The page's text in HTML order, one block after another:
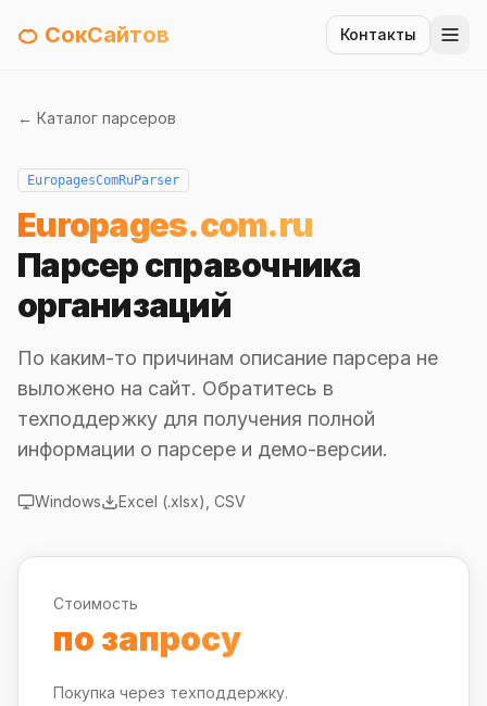
🍊 СокСайтов Контакты
← Каталог парсеров
EuropagesComRuParser
Europages.com.ru
Парсер справочника
организаций
По каким-то причинам описание парсера не
выложено на сайт. Обратитесь в
техподдержку для получения полной
информации о парсере и демо-версии.
Windows Excel (.xlsx), CSV
Стоимость
по запросу
Покупка через техподдержку.